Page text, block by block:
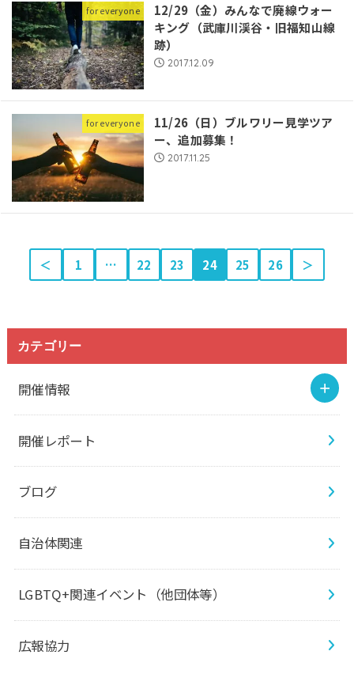
for everyone
12/29（金）みんなで廃線ウォー
キング（武庫川渓谷・旧福知山線
跡）
2017.12.09
for everyone
11/26（日）ブルワリー見学ツア
ー、追加募集！
2017.11.25
＜ 1 … 22 23 24 25 26 ＞
カテゴリー
開催情報
開催レポート
ブログ
自治体関連
LGBTQ+関連イベント（他団体等）
広報協力